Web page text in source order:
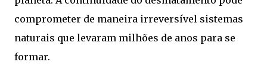
comprometer de maneira irreversível sistemas
naturais que levaram milhões de anos para se
formar.